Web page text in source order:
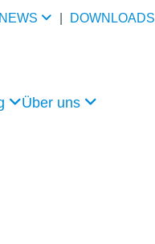
NEWS DOWNLOADS
Über uns